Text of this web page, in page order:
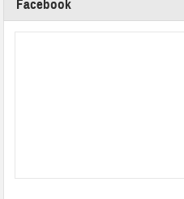
Facebook